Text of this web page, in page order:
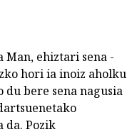
Man, ehiztari sena -
hori ia inoiz aholku
bere sena nagusia
da. Pozik